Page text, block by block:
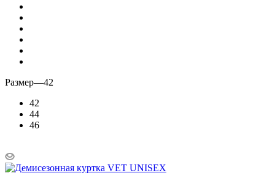
Размер—42
42
44
46